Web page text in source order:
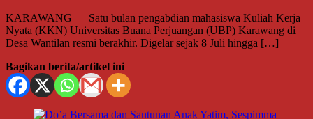
KARAWANG — Satu bulan pengabdian mahasiswa Kuliah Kerja
Nyata (KKN) Universitas Buana Perjuangan (UBP) Karawang di
Desa Wantilan resmi berakhir. Digelar sejak 8 Juli hingga […]
Bagikan berita/artikel ini